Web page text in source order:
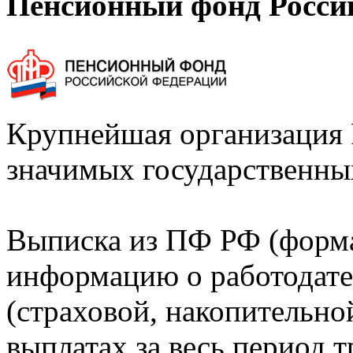
Крупнейшая
значимых
Выписка из ПФ РФ
информацию о
(страховой,
выплатах за весь период